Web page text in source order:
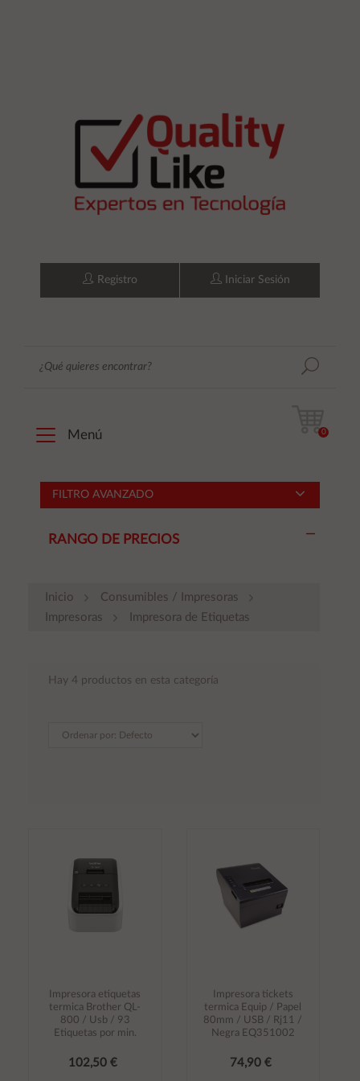
Registro Iniciar Sesión
Menú 0
FILTRO AVANZADO
RANGO DE PRECIOS
Inicio
Consumibles / Impresoras
Impresoras
Impresora de Etiquetas
Hay 4 productos en esta categoría
Impresora etiquetas
termica Brother QL-
800 / Usb / 93
Etiquetas por min.
102,50 €
Impresora tickets
termica Equip / Papel
80mm / USB / Rj11 /
Negra EQ351002
74,90 €